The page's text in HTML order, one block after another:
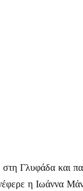
Γλυφάδα και
η Ιωάννα